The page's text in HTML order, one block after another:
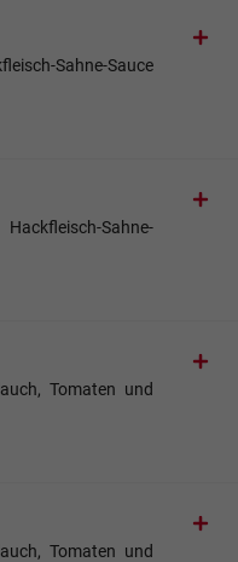
Sahne-Sauce
Sahne-
Tomaten und
Tomaten und